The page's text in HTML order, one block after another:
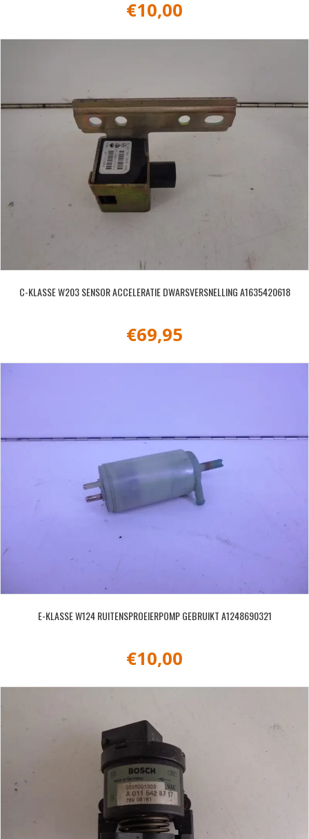
€10,00
C-KLASSE W203 SENSOR ACCELERATIE DWARSVERSNELLING A1635420618
€69,95
E-KLASSE W124 RUITENSPROEIERPOMP GEBRUIKT A1248690321
€10,00